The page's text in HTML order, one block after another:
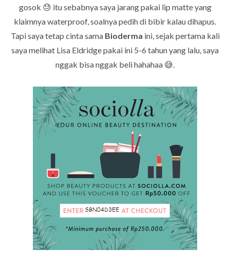
gosok 😓 itu sebabnya saya jarang pakai lip matte yang
klaimnya waterproof, soalnya pedih di bibir kalau dihapus.
Tapi saya tetap cinta sama Bioderma ini, sejak pertama kali
saya melihat Lisa Eldridge pakai ini 5-6 tahun yang lalu, saya
nggak bisa nggak beli hahahaa 😅.